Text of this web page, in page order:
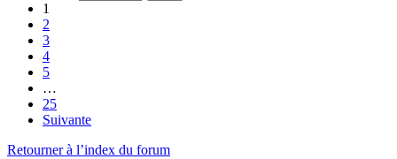
1
2
3
4
5
…
25
Suivante
Retourner à l’index du forum